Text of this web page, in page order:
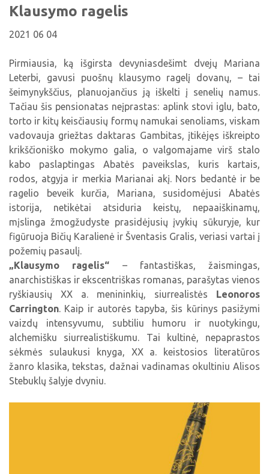
Biblioteka visiems
Viktorinos
Žymūs kupiškėnai
Skulptūros, prabylančios autoriaus balsu
Mūsų kraštas
Virtualios parodos
Edukaciniai užsiėmimai
NVŠ programa „Atrask ir kurk"
Periodiniai leidiniai
Tau patiks
Naudinga informacija
Padaliniai
Klausymo ragelis
2021 06 04
Pirmiausia, ką išgirsta devyniasdešimt dvejų Mariana
Leterbi, gavusi puošnų klausymo ragelį dovanų, – tai
šeimynykščius, planuojančius ją iškelti į senelių namus.
Tačiau šis pensionatas neįprastas: aplink stovi iglu, bato,
torto ir kitų keisčiausių formų namukai senoliams, viskam
vadovauja griežtas daktaras Gambitas, įtikėjęs iškreipto
krikščioniško mokymo galia, o valgomajame virš stalo
kabo paslaptingas Abatės paveikslas, kuris kartais,
rodos, atgyja ir merkia Marianai akį. Nors bedantė ir be
ragelio beveik kurčia, Mariana, susidomėjusi Abatės
istorija, netikėtai atsiduria keistų, nepaaiškinamų,
mįslinga žmogžudyste prasidėjusių įvykių sūkuryje, kur
figūruoja Bičių Karalienė ir Šventasis Gralis, veriasi vartai į
požemių pasaulį.
„Klausymo ragelis“ – fantastiškas, žaismingas,
anarchistiškas ir ekscentriškas romanas, parašytas vienos
ryškiausių XX a. menininkių, siurrealistės Leonoros
Carrington. Kaip ir autorės tapyba, šis kūrinys pasižymi
vaizdų intensyvumu, subtiliu humoru ir nuotykingu,
alchemišku siurrealistiškumu. Tai kultinė, nepaprastos
sėkmės sulaukusi knyga, XX a. keistosios literatūros
žanro klasika, tekstas, dažnai vadinamas okultiniu Alisos
Stebuklų šalyje dvyniu.